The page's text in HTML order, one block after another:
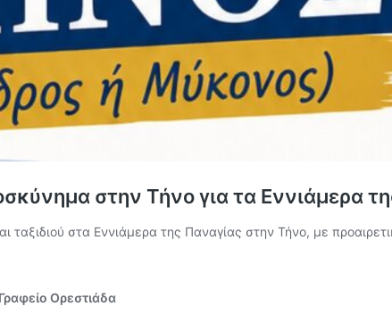
στην Τήνο για τα Εννιάμερα
ταξιδιού στα Εννιάμερα της Παναγίας στην Τήνο, με
Ορεστιάδα